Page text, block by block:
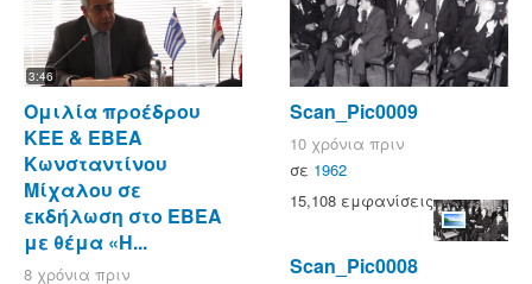
3:46
Ομιλία προέδρου
ΚΕΕ & ΕΒΕΑ
Κωνσταντίνου
Μίχαλου σε
εκδήλωση στο ΕΒΕΑ
με θέμα «Η...
8 χρόνια πριν
Scan_Pic0009
10 χρόνια πριν
σε 1962
15,108 εμφανίσεις
Scan_Pic0008